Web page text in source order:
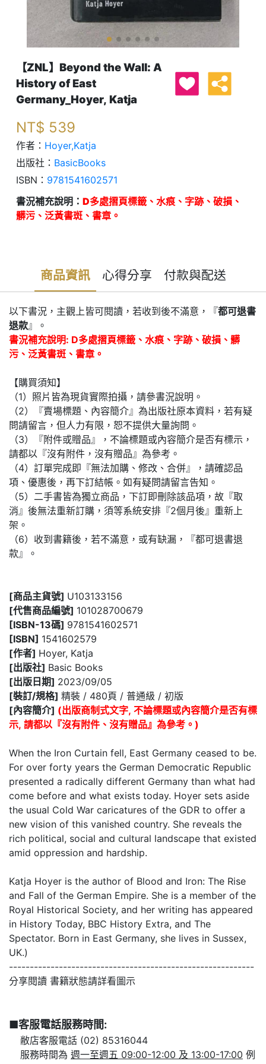
【ZNL】Beyond the Wall: A
History of East
Germany_Hoyer, Katja
NT$ 539
作者： Hoyer,Katja
出版社： BasicBooks
ISBN： 9781541602571
書況補充說明： D多處摺頁標籤、水痕、字跡、破損、
髒污、泛黃書斑、書章。
商品資訊 心得分享 付款與配送
以下書況，主觀上皆可閱讀，若收到後不滿意，『都可退書
退款』。
書況補充說明: D多處摺頁標籤、水痕、字跡、破損、髒
污、泛黃書斑、書章。
【購買須知】
（1）照片皆為現貨實際拍攝，請參書況說明。
（2）『賣場標題、內容簡介』為出版社原本資料，若有疑
問請留言，但人力有限，恕不提供大量詢問。
（3）『附件或贈品』，不論標題或內容簡介是否有標示，
請都以『沒有附件，沒有贈品』為參考。
（4）訂單完成即『無法加購、修改、合併』，請確認品
項、優惠後，再下訂結帳。如有疑問請留言告知。
（5）二手書皆為獨立商品，下訂即刪除該品項，故『取
消』後無法重新訂購，須等系統安排『2個月後』重新上
架。
（6）收到書籍後，若不滿意，或有缺漏，『都可退書退
款』。
[商品主貨號] U103133156
[代售商品編號] 101028700679
[ISBN-13碼] 9781541602571
[ISBN] 1541602579
[作者] Hoyer, Katja
[出版社] Basic Books
[出版日期] 2023/09/05
[裝訂/規格] 精裝 / 480頁 / 普通級 / 初版
[內容簡介] (出版商制式文字, 不論標題或內容簡介是否有標
示, 請都以『沒有附件、沒有贈品』為參考。)
When the Iron Curtain fell, East Germany ceased to be.
For over forty years the German Democratic Republic
presented a radically different Germany than what had
come before and what exists today. Hoyer sets aside
the usual Cold War caricatures of the GDR to offer a
new vision of this vanished country. She reveals the
rich political, social and cultural landscape that existed
amid oppression and hardship.
Katja Hoyer is the author of Blood and Iron: The Rise
and Fall of the German Empire. She is a member of the
Royal Historical Society, and her writing has appeared
in History Today, BBC History Extra, and The
Spectator. Born in East Germany, she lives in Sussex,
UK.)
-----------------------------------------------------------
分享閱讀 書籍狀態請詳看圖示
■客服電話服務時間:
敝店客服電話 (02) 85316044
服務時間為 週一至週五 09:00-12:00 及 13:00-17:00 例